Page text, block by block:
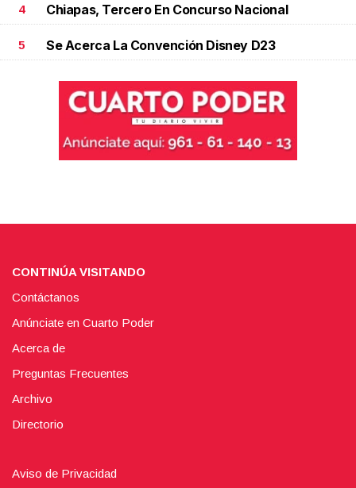
4 Chiapas, Tercero En Concurso Nacional
5 Se Acerca La Convención Disney D23
CONTINÚA VISITANDO
Contáctanos
Anúnciate en Cuarto Poder
Acerca de
Preguntas Frecuentes
Archivo
Directorio
Aviso de Privacidad